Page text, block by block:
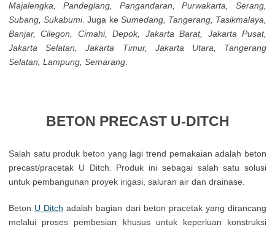
Majalengka, Pandeglang, Pangandaran, Purwakarta, Serang,
Subang, Sukabumi. Juga ke Sumedang, Tangerang, Tasikmalaya,
Banjar, Cilegon, Cimahi, Depok, Jakarta Barat, Jakarta Pusat,
Jakarta Selatan, Jakarta Timur, Jakarta Utara, Tangerang
Selatan, Lampung, Semarang.
BETON PRECAST U-DITCH
Salah satu produk beton yang lagi trend pemakaian adalah beton
precast/pracetak U Ditch. Produk ini sebagai salah satu solusi
untuk pembangunan proyek irigasi, saluran air dan drainase.
Beton U Ditch adalah bagian dari beton pracetak yang dirancang
melalui proses pembesian khusus untuk keperluan konstruksi